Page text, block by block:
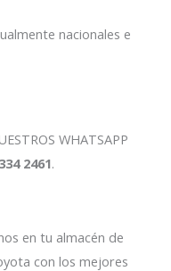
nacionales e
WHATSAPP
2461.
en tu almacén de
con los mejores